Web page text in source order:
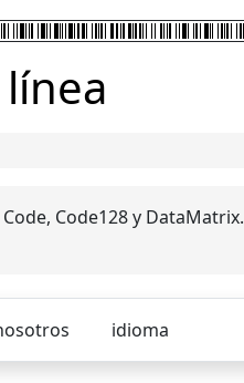
Code128 y DataMatrix.
idioma